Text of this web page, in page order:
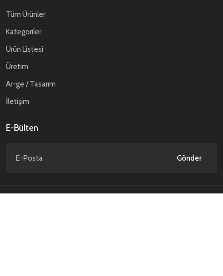
Tüm Ürünler
Kategoriler
Ürün Listesi
Üretim
Ar-ge / Tasarım
İletişim
E-Bülten
Gönder